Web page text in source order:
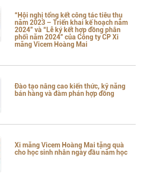
“Hội nghị tổng kết công tác tiêu thụ
năm 2023 – Triển khai kế hoạch năm
2024” và “Lễ ký kết hợp đồng phân
phối năm 2024” của Công ty CP Xi
măng Vicem Hoàng Mai
Đào tạo nâng cao kiến thức, kỹ năng
bán hàng và đàm phán hợp đồng
Xi măng Vicem Hoàng Mai tặng quà
cho học sinh nhân ngày đầu năm học